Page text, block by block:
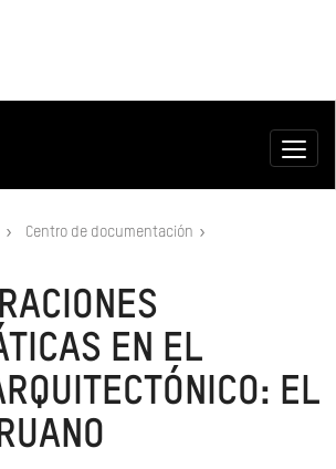
Centro de documentación
EN EL
EL